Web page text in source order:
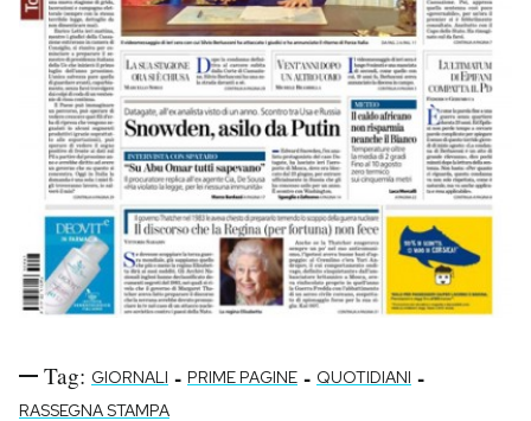
Tag: GIORNALI - PRIME PAGINE - QUOTIDIANI -
RASSEGNA STAMPA